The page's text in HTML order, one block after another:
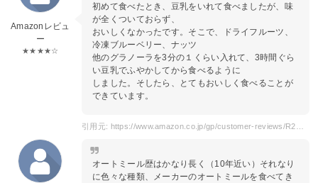
Amazonレビュ
ー
★★★★☆
初めて食べたとき、豆乳をいれて食べましたが、味
が全くついておらず、
おいしくなかったです。そこで、ドライフルーツ、
冷凍ブルーベリー、ナッツ
他のグラノーラを3分の１くらい入れて、3時間ぐら
い豆乳でふやかしてから食べるように
しました。そしたら、とてもおいしく食べることが
できています。
オートミール歴はかなり長く（10年近い）それなり
に色々な種類、メーカーのオートミールを食べてき